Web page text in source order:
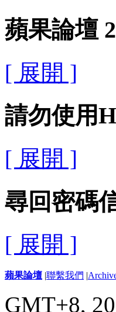
蘋果論壇
[ 展開 ]
請勿使用
[ 展開 ]
尋回密碼
[ 展開 ]
蘋果論壇 |聯繫我們 |
GMT+8,